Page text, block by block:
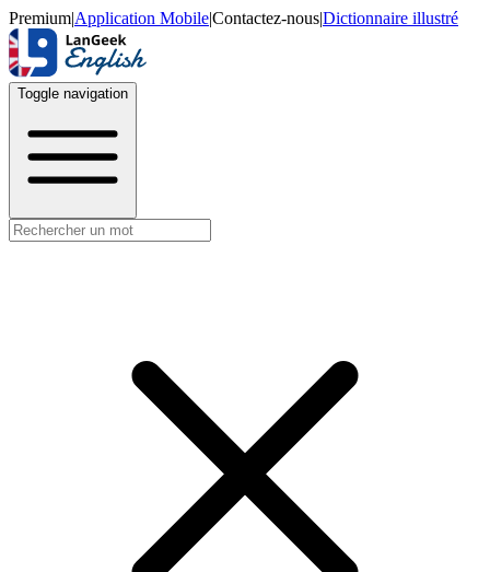
Premium|Application Mobile|Contactez-nous|Dictionnaire illustré
Toggle navigation